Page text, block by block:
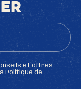
et offres
Politique de